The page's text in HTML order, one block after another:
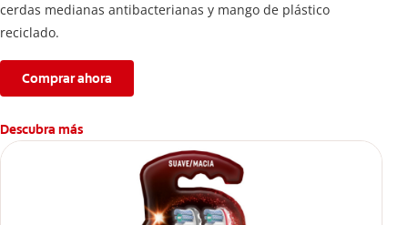
cerdas medianas antibacterianas y mango de plástico
reciclado.
Comprar ahora
Descubra más